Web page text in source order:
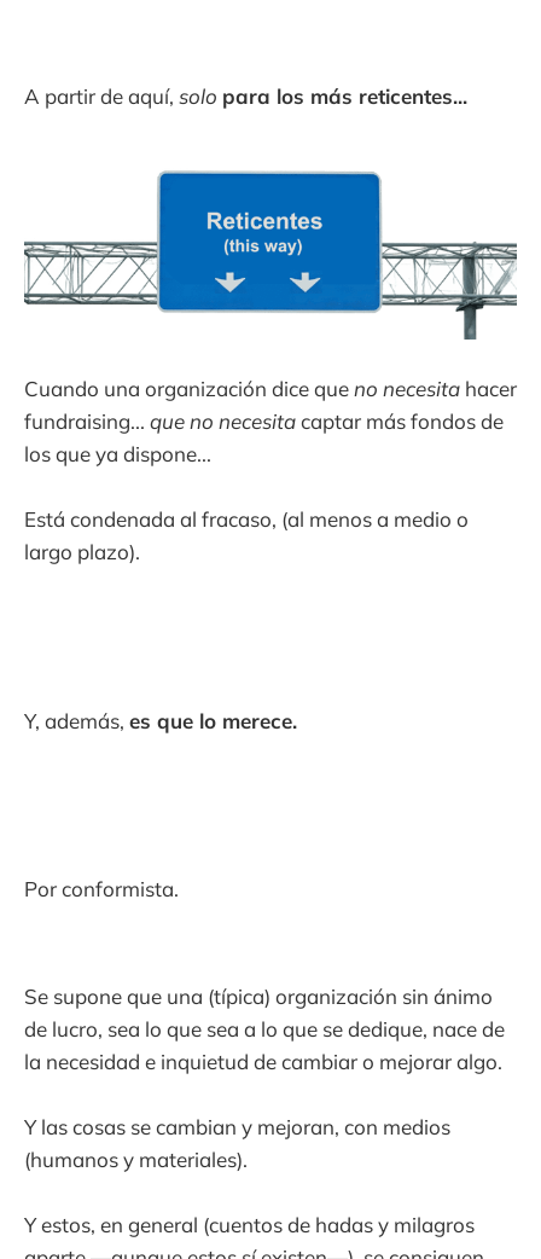
A partir de aquí, solo para los más reticentes...
Cuando una organización dice que no necesita hacer
fundraising... que no necesitacaptar más fondos de
los que ya dispone...
Está condenada al fracaso, (al menos a medio o
largo plazo).
Y, además, es que lo merece.
Por conformista.
Se supone que una (típica) organización sin ánimo
de lucro, sea lo que sea a lo que se dedique, nace de
la necesidad e inquietud de cambiar o mejorar algo.
Y las cosas se cambian y mejoran, con medios
(humanos y materiales).
Y estos, en general (cuentos de hadas y milagros